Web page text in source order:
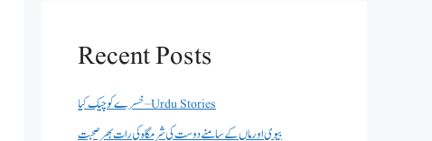
Recent Posts
خسرے کو چیک کیا – Urdu Stories
بیوی اور ماں کے سامنے دوست کی شرمگاہ کی رات بھر صحبت